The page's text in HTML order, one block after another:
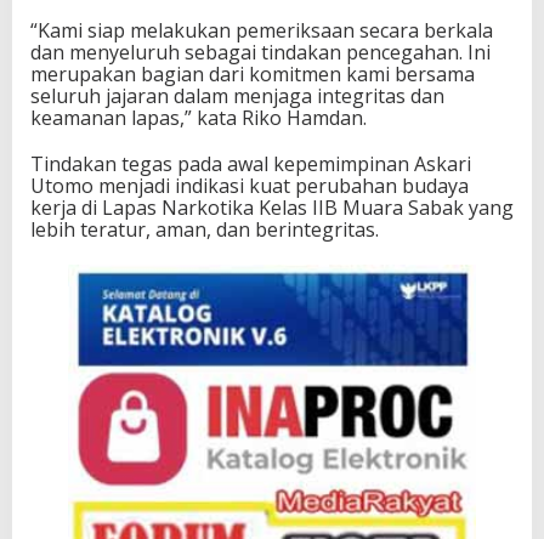
“Kami siap melakukan pemeriksaan secara berkala
dan menyeluruh sebagai tindakan pencegahan. Ini
merupakan bagian dari komitmen kami bersama
seluruh jajaran dalam menjaga integritas dan
keamanan lapas,” kata Riko Hamdan.
Tindakan tegas pada awal kepemimpinan Askari
Utomo menjadi indikasi kuat perubahan budaya
kerja di Lapas Narkotika Kelas IIB Muara Sabak yang
lebih teratur, aman, dan berintegritas.